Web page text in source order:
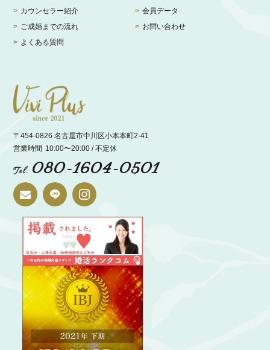
カウンセラー紹介
ご成婚までの流れ
よくある質問
会員データ
お問い合わせ
〒454-0826 名古屋市中川区小本本町2-41
営業時間 10:00〜20:00 / 不定休
Tel. 080-1604-0501